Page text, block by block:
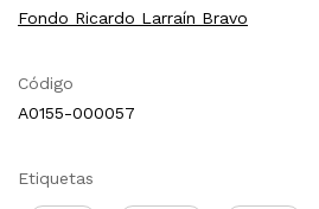
Fondo Ricardo Larraín Bravo
Código
A0155-000057
Etiquetas